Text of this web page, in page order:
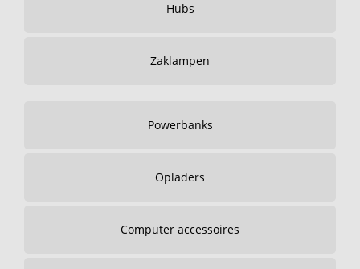
Hubs
Zaklampen
Powerbanks
Opladers
Computer accessoires